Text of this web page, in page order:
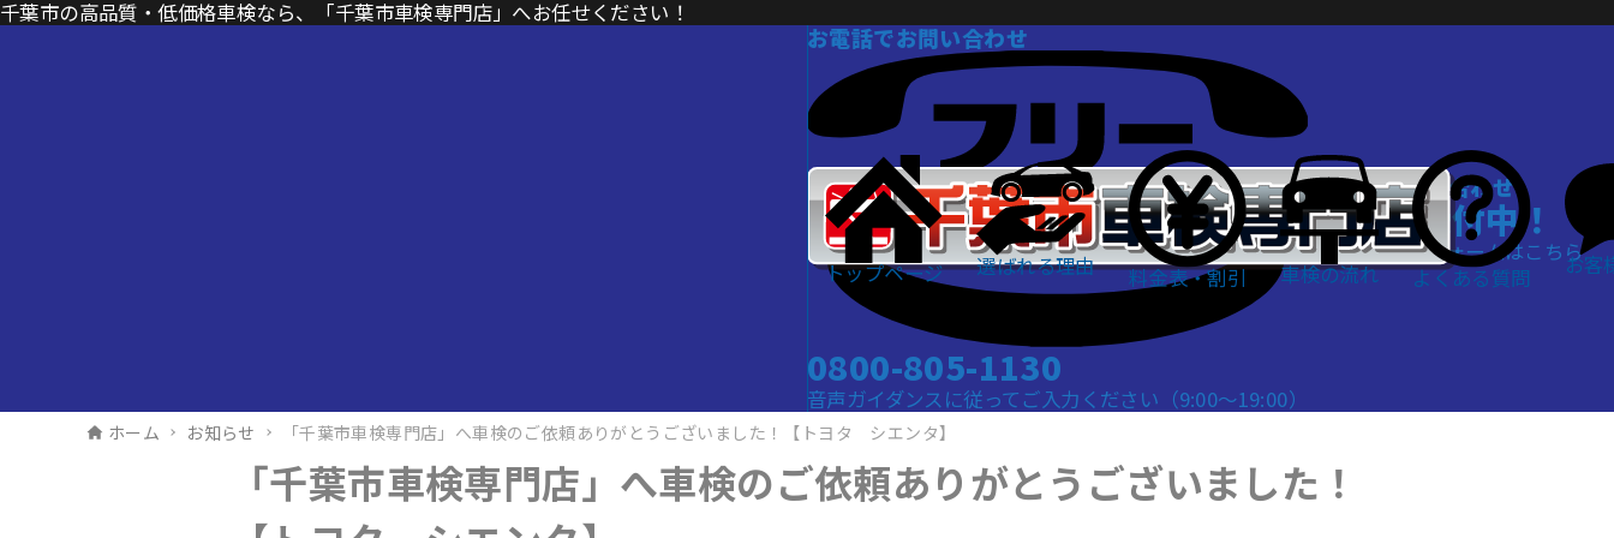
千葉市の高品質・低価格車検なら、「千葉市車検専門店」へお任せください！
お電話でお問い合わせ
0800-805-1130
音声ガイダンスに従ってご入力ください（9:00～19:00）
WEBでお問い合わせ
24時間受付中！
お問い合わせフォームはこちら
トップページ 選ばれる理由 料金表・割引 車検の流れ よくある質問 お客
ホーム お知らせ 「千葉市車検専門店」へ車検のご依頼ありがとうございました！【トヨタ シエンタ】
「千葉市車検専門店」へ車検のご依頼ありがとうございました！